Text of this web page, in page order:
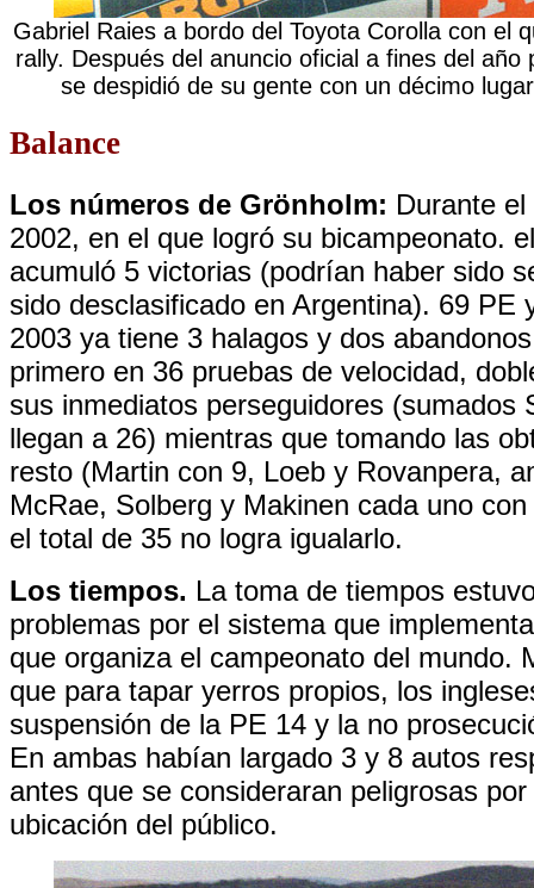
Gabriel Raies a bordo del Toyota Corolla con el
rally. Después del anuncio oficial a fines del año
se despidió de su gente con un décimo
Balance
Los números de Grönholm: Durante
2002, en el que logró su bicampeonato.
acumuló 5 victorias (podrían haber sido
sido desclasificado en Argentina). 69 PE
2003 ya tiene 3 halagos y dos
primero en 36 pruebas de velocidad,
sus inmediatos perseguidores (sumados
llegan a 26) mientras que tomando las
resto (Martin con 9, Loeb y Rovanpera,
McRae, Solberg y Makinen cada uno
el total de 35 no logra igualarlo.
Los tiempos. La toma de tiempos
problemas por el sistema que
que organiza el campeonato del mundo.
que para tapar yerros propios, los
suspensión de la PE 14 y la no
En ambas habían largado 3 y 8 autos
antes que se consideraran peligrosas
ubicación del público.